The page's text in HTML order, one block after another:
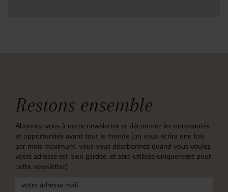
Restons ensemble
Abonnez-vous à notre newsletter et découvrez les nouveautés
et opportunités avant tout le monde (on vous écrira une fois
par mois maximum, vous vous désabonnez quand vous voulez,
votre adresse est bien gardée, et sera utilisée uniquement pour
cette newsletter)